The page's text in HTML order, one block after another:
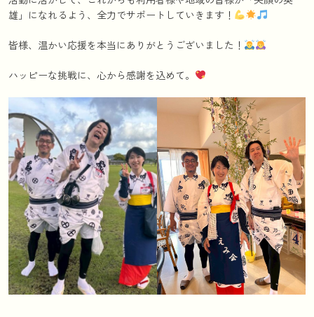
雄」になれるよう、全力でサポートしていきます！
皆様、温かい応援を本当にありがとうございました！
ハッピーな挑戦に、心から感謝を込めて。